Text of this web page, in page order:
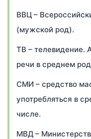
ВВЦ –
(мужской род).
ТВ – телевидение.
речи в среднем
СМИ – средство
употребляться в
числе.
МВД –